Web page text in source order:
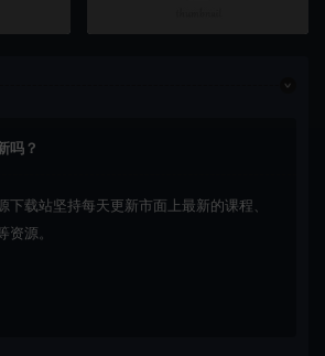
吗？
下载站坚持每天更新市面上最新的课程、
资源。